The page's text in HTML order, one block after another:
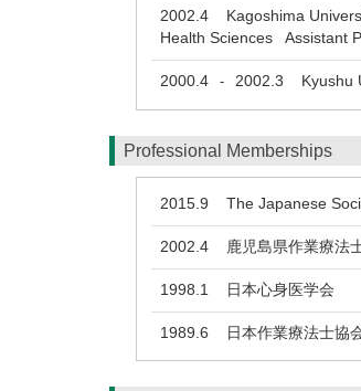
2002.4 Kagoshima
Health Sciences Assistant
2000.4 - 2002.3 Kyushu
Professional Memberships
2015.9 The Japanese
2002.4 鹿児島県作業療法
1998.1 日本心身医学会
1989.6 日本作業療法士協